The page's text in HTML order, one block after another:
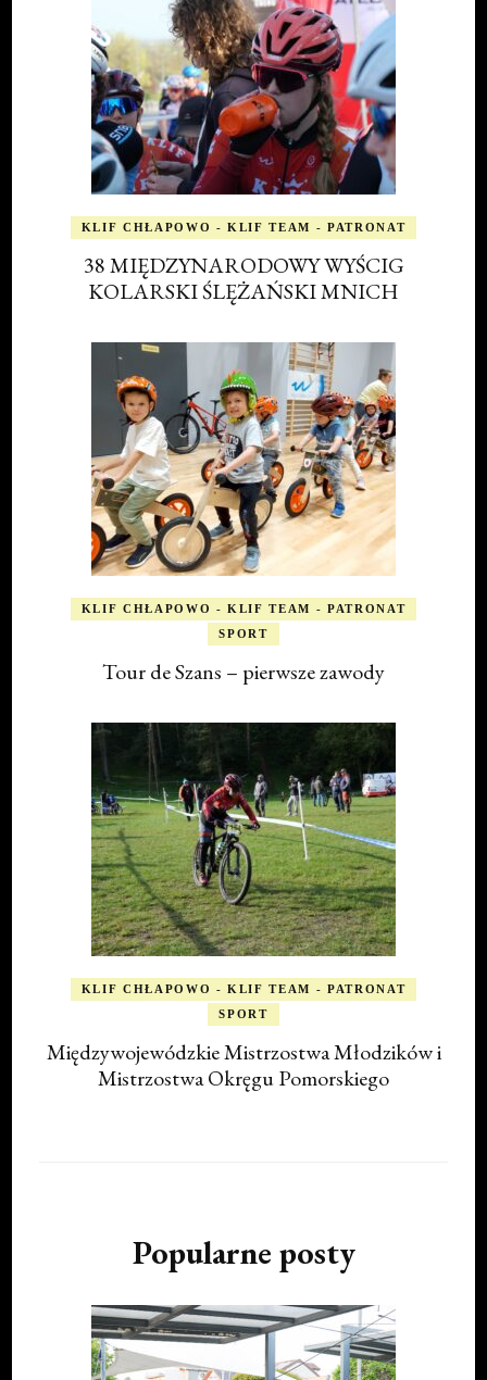
KLIF CHŁAPOWO - KLIF TEAM - PATRONAT
38 MIĘDZYNARODOWY WYŚCIG
KOLARSKI ŚLĘŻAŃSKI MNICH
KLIF CHŁAPOWO - KLIF TEAM - PATRONAT
SPORT
Tour de Szans – pierwsze zawody
KLIF CHŁAPOWO - KLIF TEAM - PATRONAT
SPORT
Międzywojewódzkie Mistrzostwa Młodzików i
Mistrzostwa Okręgu Pomorskiego
Popularne posty